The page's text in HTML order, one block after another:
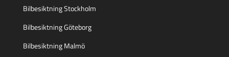
Bilbesiktning Stockholm
Bilbesiktning Göteborg
Bilbesiktning Malmö